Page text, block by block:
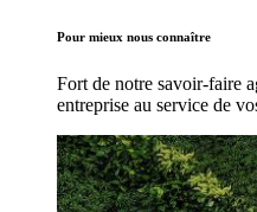
Pour mieux nous connaître
Fort de notre savoir-faire
entreprise au service de